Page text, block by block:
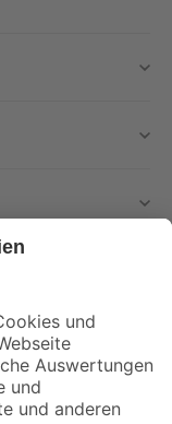
verpassen!